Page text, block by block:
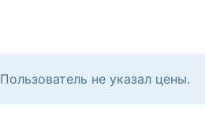
Пользователь не указал цены.